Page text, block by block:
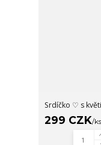
Srdíčko ♡ s
299 CZK/ks